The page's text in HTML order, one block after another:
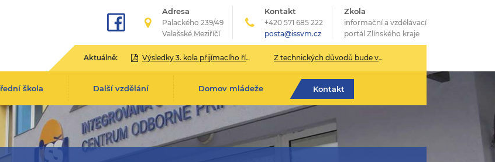
Adresa
Palackého 239/49
Valašské Meziříčí
Kontakt
+420 571 685 222
posta@issvm.cz
Zkola
informační a vzdělávací
portál Zlínského kraje
Aktuálně: Výsledky 3. kola přijímacího řízení pro školní rok 2026/2027 Z technických důvodů bude v pondělí 13. července sekretariát školy uzavřen.
škola Další vzdělání Domov mládeže Kontakt